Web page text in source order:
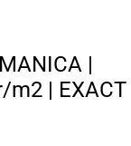
|
m2 | EXACT